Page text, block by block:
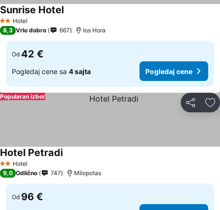
2 Zvezdice
Hotel
Sunrise Hotel
8,3 Vrlo dobro 667 Ios Hora
Od 42 €
Pogledaj cene sa 4 sajta Pogledaj cene
Deli
Popularan izbor
2 Zvezdice
Hotel
Hotel Petradi
9,0 Odlično 747 Milopotas
Od 96 €